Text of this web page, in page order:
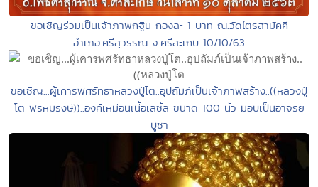
ขอเชิญร่วมเป็นเจ้าภาพกฐิน กองละ 1 บาท ณ.วัดไตรสามัคคี
อำเภอ.ศรีสุวรรณ จ.ศรีสะเกษ 10/10/63
ขอเชิญ...ผู้เคารพศรัทธาหลวงปู่โต..อุปถัมภ์เป็นเจ้าภาพสร้าง..((หลวงปู่
โต พรหมรังษี))..องค์เหมือนเนื้อเลิซิ้ล ขนาด 100 นิ้ว มอบเป็นอาจริย
บูชา